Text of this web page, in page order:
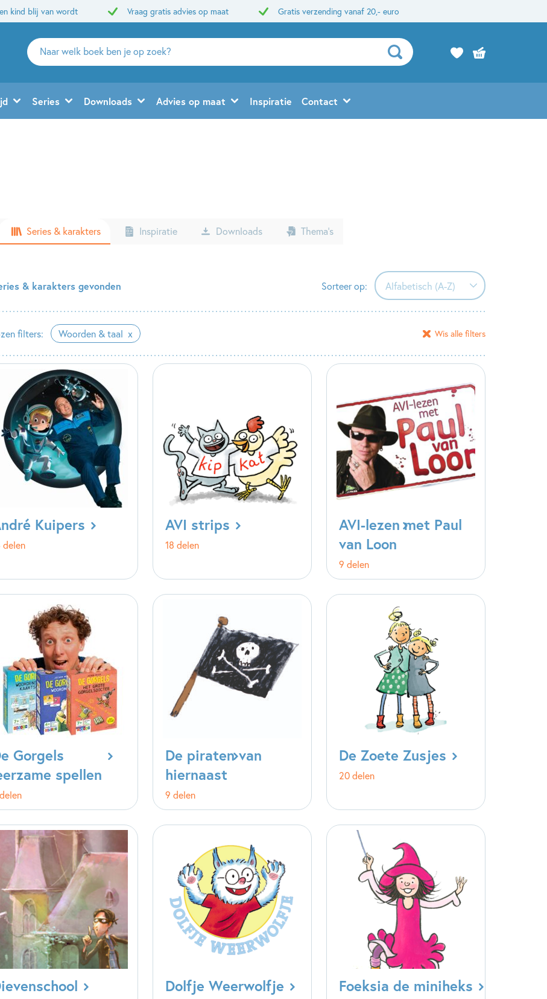
kind blij van wordt Vraag gratis advies op maat Gratis verzending vanaf 20,- euro
Zoeken
naar
en
uitgevers
Series Downloads Advies op maat Inspiratie Contact
Series & karakters Inspiratie Downloads Thema’s
& karakters gevonden Sorteer op: Alfabetisch (A-Z)
Alfabetisch (A-Z)
Alfabetisch (Z-A)
Verschijningsdatum
filters: Woorden & taal Wis alle filters
Kuipers
delen
AVI strips
18 delen
AVI-lezen met Paul
van Loon
9 delen
Gorgels
spellen
De piraten van
hiernaast
9 delen
De Zoete Zusjes
20 delen
Dolfje Weerwolfje Foeksia de miniheks